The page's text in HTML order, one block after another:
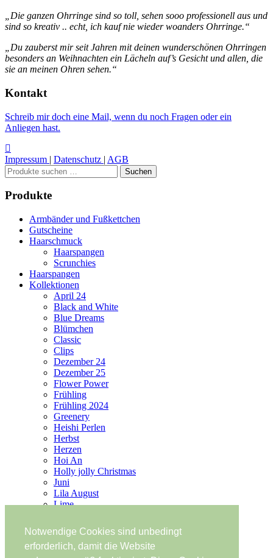
Notwendige Cookies sind unbedingt
erforderlich, damit die Website
„Die ganzen Ohrringe sind so toll, sehen sooo professionell aus und
sind so kreativ .. echt, ich kauf nie wieder woanders Ohrringe.“
„Du zauberst mir seit Jahren mit deinen wunderschönen Ohrringen
besonders an Weihnachten ein Lächeln auf’s Gesicht und allen, die
sie an meinen Ohren sehen.“
Kontakt
Schreib mir doch eine Mail, wenn du noch Fragen oder ein
Anliegen hast.
Impressum | Datenschutz | AGB
Suchen
nach:
Suchen
Produkte
Armbänder und Fußkettchen
Gutscheine
Haarschmuck
Haarspangen
Scrunchies
Haarspangen
Kollektionen
April 24
Black and White
Blue Dreams
Blümchen
Classic
Clips
Dezember 24
Dezember 25
Flower Power
Frühling
Frühling 2024
Greenery
Heishi Perlen
Herbst
Herzen
Hoi An
Holly jolly Christmas
Juni
Lila August
Lime
Merry Christmas
Mykonos
O du fröhliche!